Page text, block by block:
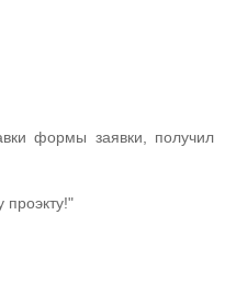
формы заявки, получил
проэкту!"